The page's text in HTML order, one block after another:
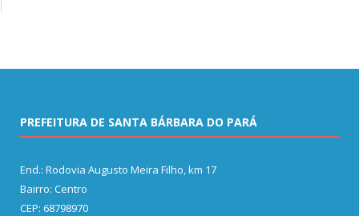
PREFEITURA DE SANTA BÁRBARA DO PARÁ
End.: Rodovia Augusto Meira Filho, km 17
Bairro: Centro
CEP: 68798970